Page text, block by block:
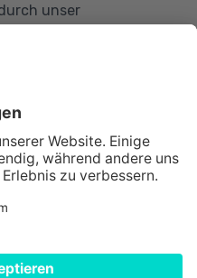
unser
Unternehmen, deren
der Daten dort für
mit Ihnen oder
erforderlich ist.
wenn Sie